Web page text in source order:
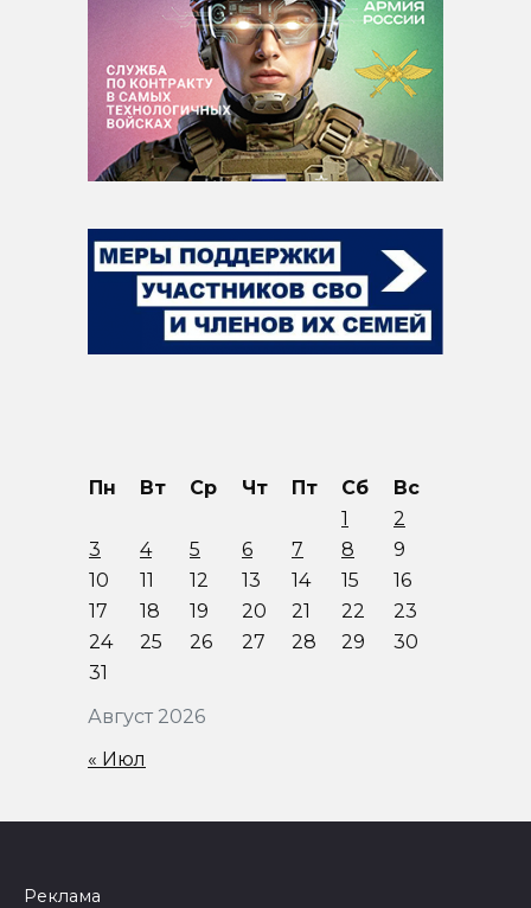
Август 2026
Пн Вт Ср Чт Пт Сб
Вс
1
2
3
4 5 6 7 8
9
10
11 12 13 14 15
16
17
18 19 20 21 22
23
24
25 26 27 28 29
30
31
« Июл
Реклама